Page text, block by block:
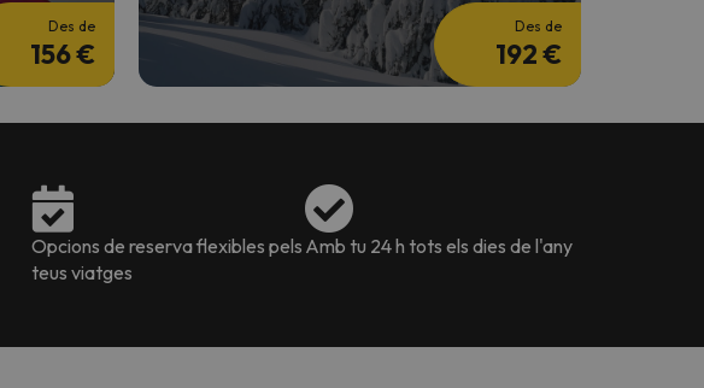
Des de
156 €
Des de
192 €
Opcions de reserva flexibles pels
teus viatges
Amb tu 24 h tots els dies de l'any